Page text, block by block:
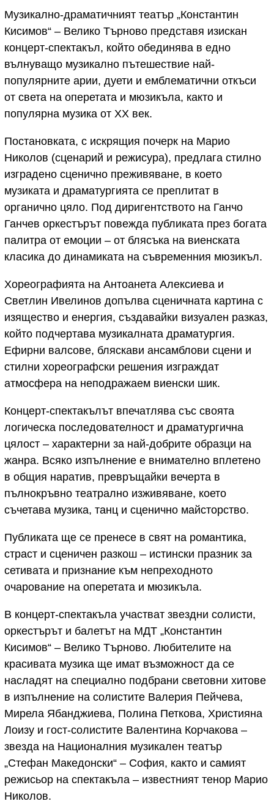
Музикално-драматичният театър „Константин
Кисимов“ – Велико Търново представя изискан
концерт-спектакъл, който обединява в едно
вълнуващо музикално пътешествие най-
популярните арии, дуети и емблематични откъси
от света на оперетата и мюзикъла, както и
популярна музика от XX век.
Постановката, с искрящия почерк на Марио
Николов (сценарий и режисура), предлага стилно
изградено сценично преживяване, в което
музиката и драматургията се преплитат в
органично цяло. Под диригентството на Ганчо
Ганчев оркестърът повежда публиката през богата
палитра от емоции – от блясъка на виенската
класика до динамиката на съвременния мюзикъл.
Хореографията на Антоанета Алексиева и
Светлин Ивелинов допълва сценичната картина с
изящество и енергия, създавайки визуален разказ,
който подчертава музикалната драматургия.
Ефирни валсове, бляскави ансамблови сцени и
стилни хореографски решения изграждат
атмосфера на неподражаем виенски шик.
Концерт-спектакълът впечатлява със своята
логическа последователност и драматургична
цялост – характерни за най-добрите образци на
жанра. Всяко изпълнение е внимателно вплетено
в общия наратив, превръщайки вечерта в
пълнокръвно театрално изживяване, което
съчетава музика, танц и сценично майсторство.
Публиката ще се пренесе в свят на романтика,
страст и сценичен разкош – истински празник за
сетивата и признание към непреходното
очарование на оперетата и мюзикъла.
В концерт-спектакъла участват звездни солисти,
оркестърът и балетът на МДТ „Константин
Кисимов“ – Велико Търново. Любителите на
красивата музика ще имат възможност да се
насладят на специално подбрани световни хитове
в изпълнение на солистите Валерия Пейчева,
Мирела Ябанджиева, Полина Петкова, Християна
Лоизу и гост-солистите Валентина Корчакова –
звезда на Националния музикален театър
„Стефан Македонски“ – София, както и самият
режисьор на спектакъла – известният тенор Марио
Николов.